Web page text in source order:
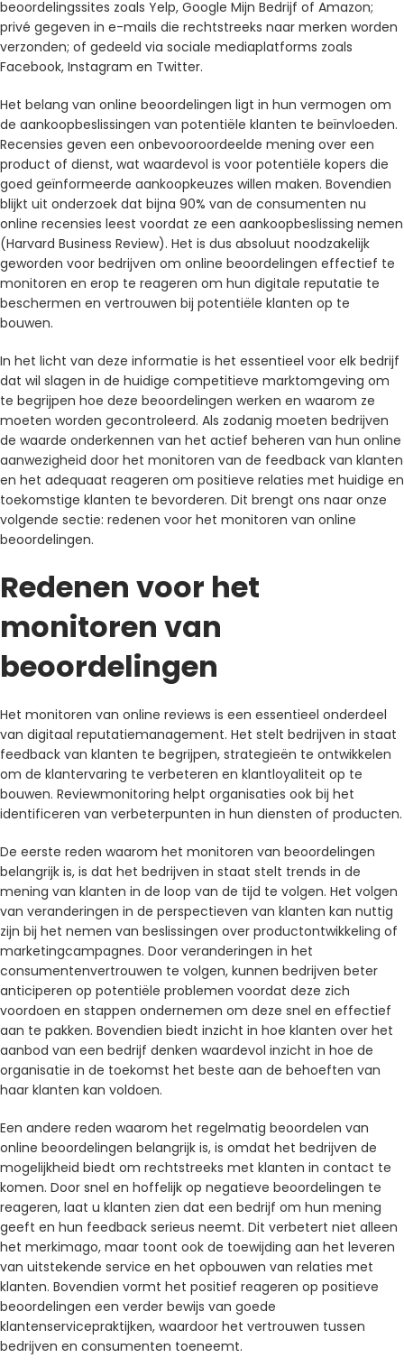
beoordelingssites zoals Yelp, Google Mijn Bedrijf of Amazon;
privé gegeven in e-mails die rechtstreeks naar merken worden
verzonden; of gedeeld via sociale mediaplatforms zoals
Facebook, Instagram en Twitter.
Het belang van online beoordelingen ligt in hun vermogen om
de aankoopbeslissingen van potentiële klanten te beïnvloeden.
Recensies geven een onbevooroordeelde mening over een
product of dienst, wat waardevol is voor potentiële kopers die
goed geïnformeerde aankoopkeuzes willen maken. Bovendien
blijkt uit onderzoek dat bijna 90% van de consumenten nu
online recensies leest voordat ze een aankoopbeslissing nemen
(Harvard Business Review). Het is dus absoluut noodzakelijk
geworden voor bedrijven om online beoordelingen effectief te
monitoren en erop te reageren om hun digitale reputatie te
beschermen en vertrouwen bij potentiële klanten op te
bouwen.
In het licht van deze informatie is het essentieel voor elk bedrijf
dat wil slagen in de huidige competitieve marktomgeving om
te begrijpen hoe deze beoordelingen werken en waarom ze
moeten worden gecontroleerd. Als zodanig moeten bedrijven
de waarde onderkennen van het actief beheren van hun online
aanwezigheid door het monitoren van de feedback van klanten
en het adequaat reageren om positieve relaties met huidige en
toekomstige klanten te bevorderen. Dit brengt ons naar onze
volgende sectie: redenen voor het monitoren van online
beoordelingen.
Redenen voor het
monitoren van
beoordelingen
Het monitoren van online reviews is een essentieel onderdeel
van digitaal reputatiemanagement. Het stelt bedrijven in staat
feedback van klanten te begrijpen, strategieën te ontwikkelen
om de klantervaring te verbeteren en klantloyaliteit op te
bouwen. Reviewmonitoring helpt organisaties ook bij het
identificeren van verbeterpunten in hun diensten of producten.
De eerste reden waarom het monitoren van beoordelingen
belangrijk is, is dat het bedrijven in staat stelt trends in de
mening van klanten in de loop van de tijd te volgen. Het volgen
van veranderingen in de perspectieven van klanten kan nuttig
zijn bij het nemen van beslissingen over productontwikkeling of
marketingcampagnes. Door veranderingen in het
consumentenvertrouwen te volgen, kunnen bedrijven beter
anticiperen op potentiële problemen voordat deze zich
voordoen en stappen ondernemen om deze snel en effectief
aan te pakken. Bovendien biedt inzicht in hoe klanten over het
aanbod van een bedrijf denken waardevol inzicht in hoe de
organisatie in de toekomst het beste aan de behoeften van
haar klanten kan voldoen.
Een andere reden waarom het regelmatig beoordelen van
online beoordelingen belangrijk is, is omdat het bedrijven de
mogelijkheid biedt om rechtstreeks met klanten in contact te
komen. Door snel en hoffelijk op negatieve beoordelingen te
reageren, laat u klanten zien dat een bedrijf om hun mening
geeft en hun feedback serieus neemt. Dit verbetert niet alleen
het merkimago, maar toont ook de toewijding aan het leveren
van uitstekende service en het opbouwen van relaties met
klanten. Bovendien vormt het positief reageren op positieve
beoordelingen een verder bewijs van goede
klantenservicepraktijken, waardoor het vertrouwen tussen
bedrijven en consumenten toeneemt.